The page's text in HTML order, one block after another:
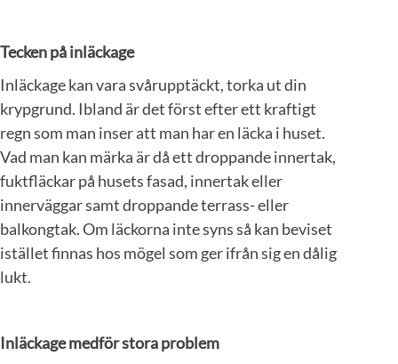
Tecken på inläckage
Inläckage kan vara svårupptäckt, torka ut din
krypgrund. Ibland är det först efter ett kraftigt
regn som man inser att man har en läcka i huset.
Vad man kan märka är då ett droppande innertak,
fuktfläckar på husets fasad, innertak eller
innerväggar samt droppande terrass- eller
balkongtak. Om läckorna inte syns så kan beviset
istället finnas hos mögel som ger ifrån sig en dålig
lukt.
Inläckage medför stora problem